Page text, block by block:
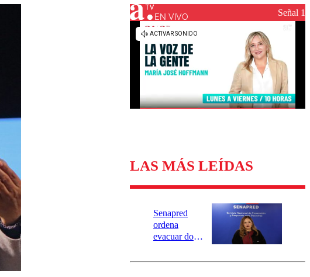
Universidad de Chile
Sustentabilidad
EN VIVO Señal 1
LAS MÁS LEÍDAS
Senapred
ordena
evacuar dos
Carahue por